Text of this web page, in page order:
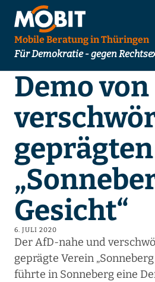
Mobile Beratung in Thüringen
Für Demokratie - gegen
Demo von
Gesicht“
6. JULI 2020
Der AfD-nahe und
geprägte Verein
führte in Sonneberg eine